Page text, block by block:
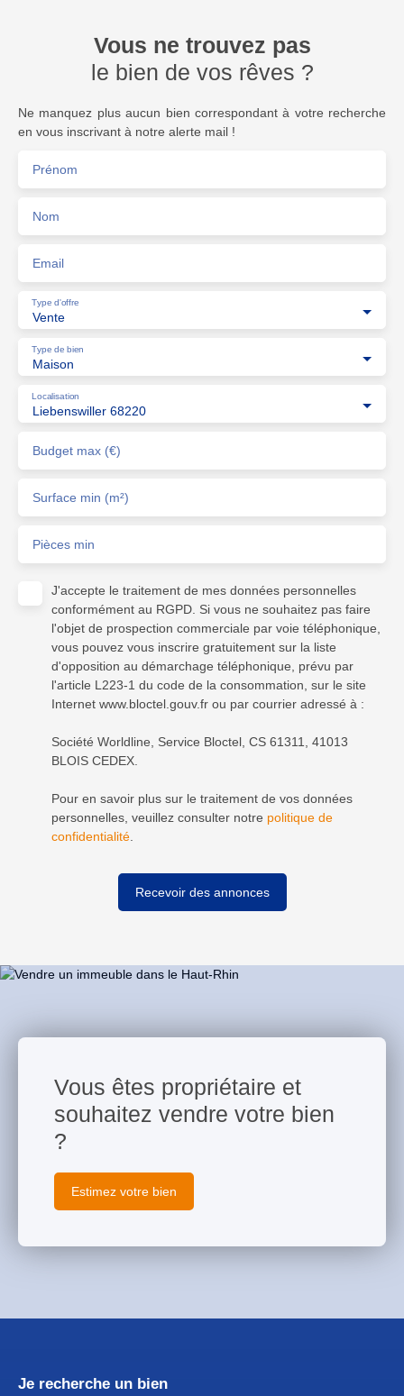
Vous ne trouvez pas
le bien de vos rêves ?
Ne manquez plus aucun bien correspondant à votre recherche
en vous inscrivant à notre alerte mail !
Prénom
Nom
Email
Vente
Type d'offre
Maison
Type de bien
Liebenswiller 68220
Localisation
Budget max (€)
Surface min (m²)
Pièces min
J'accepte le traitement de mes données personnelles
conformément au RGPD. Si vous ne souhaitez pas faire
l'objet de prospection commerciale par voie téléphonique,
vous pouvez vous inscrire gratuitement sur la liste
d'opposition au démarchage téléphonique, prévu par
l'article L223-1 du code de la consommation, sur le site
Internet www.bloctel.gouv.fr ou par courrier adressé à :
Société Worldline, Service Bloctel, CS 61311, 41013
BLOIS CEDEX.
Pour en savoir plus sur le traitement de vos données
personnelles, veuillez consulter notre politique de
confidentialité.
Recevoir des annonces
Vous êtes propriétaire et
souhaitez vendre votre bien
?
Estimez votre bien
Je recherche un bien